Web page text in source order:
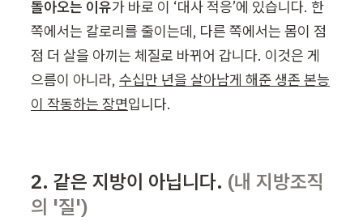
돌아오는 이유가 바로 이 ‘대사 적응’에 있습니다. 한
쪽에서는 칼로리를 줄이는데, 다른 쪽에서는 몸이 점
점 더 살을 아끼는 체질로 바뀌어 갑니다. 이것은 게
으름이 아니라, 수십만 년을 살아남게 해준 생존 본능
이 작동하는 장면입니다.
2. 같은 지방이 아닙니다. (내 지방조직
의 '질')